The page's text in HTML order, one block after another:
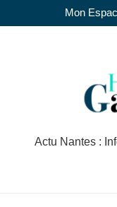
Mon
Actu Nantes :